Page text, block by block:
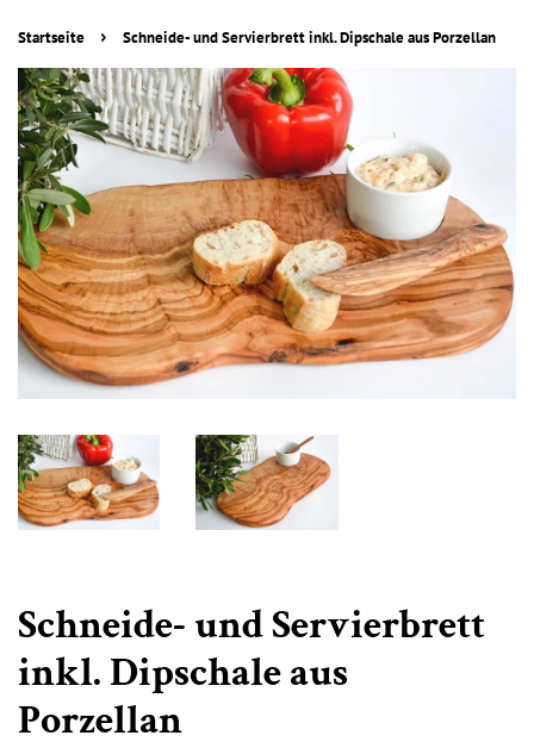
Startseite › Schneide- und Servierbrett inkl. Dipschale aus Porzellan
Schneide- und Servierbrett
inkl. Dipschale aus
Porzellan